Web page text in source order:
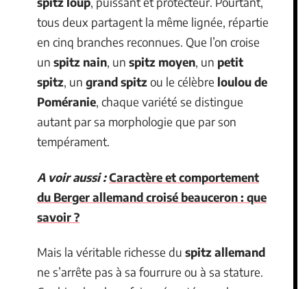
tous deux partagent la même lignée, répartie
en cinq branches reconnues. Que l’on croise
un spitz nain, un spitz moyen, un petit
spitz, un grand spitzou le célèbre loulou de
Poméranie, chaque variété se distingue
autant par sa morphologie que par son
tempérament.
A voir aussi :Caractère et comportement
du Berger allemand croisé beauceron : que
savoir ?
Mais la véritable richesse du spitz allemand
ne s’arrête pas à sa fourrure ou à sa stature.